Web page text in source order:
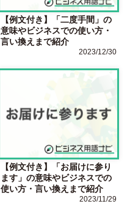
【例文付き】「二度手間」の
意味やビジネスでの使い方・
言い換えまで紹介
2023/12/30
【例文付き】「お届けに参り
ます」の意味やビジネスでの
使い方・言い換えまで紹介
2023/11/29